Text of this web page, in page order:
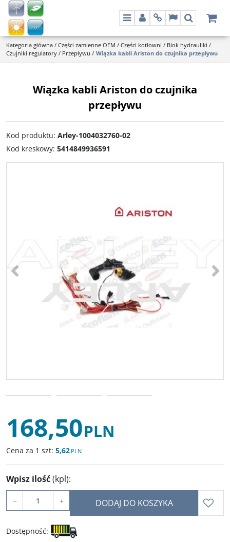
MenuPanelInfoLangSzukaj
Kategoria główna / Części zamienne OEM / Części kotłowni / Blok hydrauliki /
Czujniki regulatory / Przepływu / Wiązka kabli Ariston do czujnika przepływu
Wiązka kabli Ariston do czujnika
przepływu
Kod produktu: Arley-1004032760-02
Kod kreskowy: 5414849936591
<
168,50PLN
Cena za 1 szt: 5,62 PLN
Wpisz ilość(kpl):
− + DODAJ DO KOSZYKA
Dostępność: